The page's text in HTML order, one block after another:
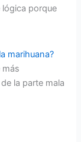
porque
marihuana?
más
la parte mala